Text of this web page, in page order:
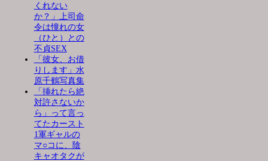
くれない
か？」上司命
令は憧れの女
（ひと）との
不貞SEX
「彼女、お借
りします」水
原千鶴写真集
「挿れたら絶
対許さないか
ら」って言っ
てたカースト
1軍ギャルの
マ○コに、陰
キャオタクが